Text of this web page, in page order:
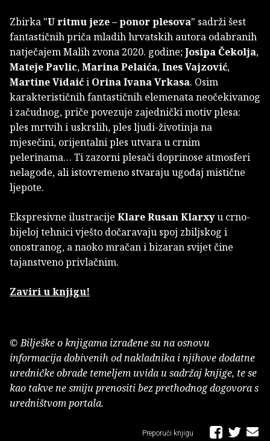
Zbirka "U ritmu jeze – ponor plesova" sadrži šest
fantastičnih priča mladih hrvatskih autora odabranih
natječajem Malih zvona 2020. godine;Josipa Čekolja,
Mateje Pavlic,Marina Pelaića,Ines Vajzović,
Martine Vidaići Orina Ivana Vrkasa. Osim
karakterističnih fantastičnih elemenata neočekivanog
i začudnog, priče povezuje zajednički motiv plesa:
ples mrtvih i uskrslih, ples ljudi-životinja na
mjesečini, orijentalni ples utvara u crnim
pelerinama… Ti zazorni plesači doprinose atmosferi
nelagode, ali istovremeno stvaraju ugođaj mistične
ljepote.
Ekspresivne ilustracije Klare Rusan Klarxyu crno-
bijeloj tehnici vješto dočaravaju spoj zbiljskog i
onostranog, a naoko mračan i bizaran svijet čine
tajanstveno privlačnim.
Zaviri u knjigu!
© Bilješke o knjigama izrađene su na osnovu
informacija dobivenih od nakladnika i njihove dodatne
uredničke obrade temeljem uvida u sadržaj knjige, te se
kao takve ne smiju prenositi bez prethodnog dogovora s
uredništvom portala.
Preporuči knjigu